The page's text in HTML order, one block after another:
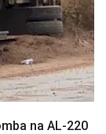
na AL-220